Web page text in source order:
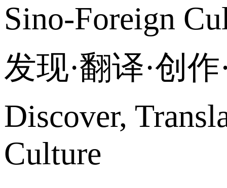
Sino-Foreign
发现·翻译·创
Discover,
Culture